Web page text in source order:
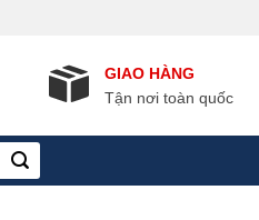
GIAO HÀNG
Tận nơi toàn quốc